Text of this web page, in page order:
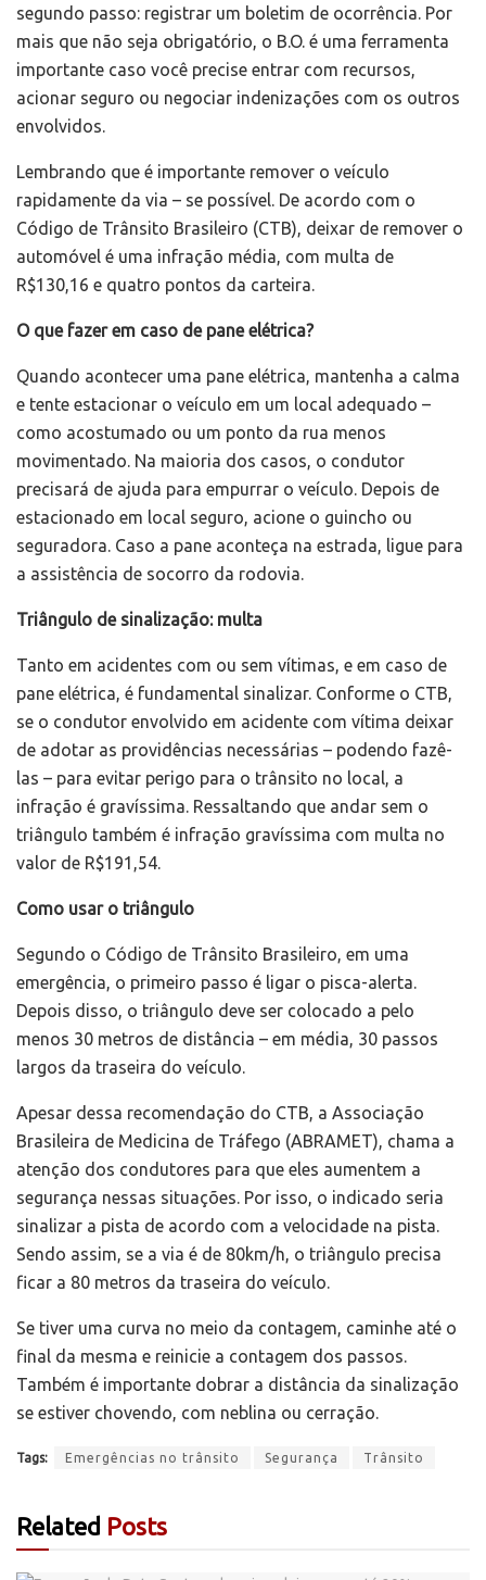
segundo passo: registrar um boletim de ocorrência. Por
mais que não seja obrigatório, o B.O. é uma ferramenta
importante caso você precise entrar com recursos,
acionar seguro ou negociar indenizações com os outros
envolvidos.
Lembrando que é importante remover o veículo
rapidamente da via – se possível. De acordo com o
Código de Trânsito Brasileiro (CTB), deixar de remover o
automóvel é uma infração média, com multa de
R$130,16 e quatro pontos da carteira.
O que fazer em caso de pane elétrica?
Quando acontecer uma pane elétrica, mantenha a calma
e tente estacionar o veículo em um local adequado –
como acostumado ou um ponto da rua menos
movimentado. Na maioria dos casos, o condutor
precisará de ajuda para empurrar o veículo. Depois de
estacionado em local seguro, acione o guincho ou
seguradora. Caso a pane aconteça na estrada, ligue para
a assistência de socorro da rodovia.
Triângulo de sinalização: multa
Tanto em acidentes com ou sem vítimas, e em caso de
pane elétrica, é fundamental sinalizar. Conforme o CTB,
se o condutor envolvido em acidente com vítima deixar
de adotar as providências necessárias – podendo fazê-
las – para evitar perigo para o trânsito no local, a
infração é gravíssima. Ressaltando que andar sem o
triângulo também é infração gravíssima com multa no
valor de R$191,54.
Como usar o triângulo
Segundo o Código de Trânsito Brasileiro, em uma
emergência, o primeiro passo é ligar o pisca-alerta.
Depois disso, o triângulo deve ser colocado a pelo
menos 30 metros de distância – em média, 30 passos
largos da traseira do veículo.
Apesar dessa recomendação do CTB, a Associação
Brasileira de Medicina de Tráfego (ABRAMET), chama a
atenção dos condutores para que eles aumentem a
segurança nessas situações. Por isso, o indicado seria
sinalizar a pista de acordo com a velocidade na pista.
Sendo assim, se a via é de 80km/h, o triângulo precisa
ficar a 80 metros da traseira do veículo.
Se tiver uma curva no meio da contagem, caminhe até o
final da mesma e reinicie a contagem dos passos.
Também é importante dobrar a distância da sinalização
se estiver chovendo, com neblina ou cerração.
Tags: Emergências no trânsito Segurança Trânsito
Related Posts